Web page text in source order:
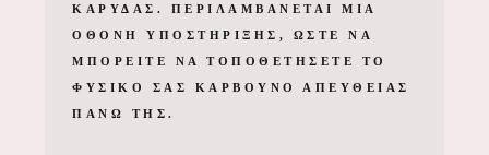
ΚΑΡΎΔΑΣ. ΠΕΡΙΛΑΜΒΆΝΕΤΑΙ ΜΙΑ
ΟΘΌΝΗ ΥΠΟΣΤΉΡΙΞΗΣ, ΏΣΤΕ ΝΑ
ΜΠΟΡΕΊΤΕ ΝΑ ΤΟΠΟΘΕΤΉΣΕΤΕ ΤΟ
ΦΥΣΙΚΌ ΣΑΣ ΚΆΡΒΟΥΝΟ ΑΠΕΥΘΕΊΑΣ
ΠΆΝΩ ΤΗΣ.